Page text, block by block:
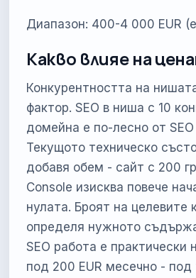
Диапазон: 400-4 000 EUR
Какво влияе на
Конкурентността на
фактор. SEO в ниша с 10
домейна е по-лесно от
Текущото техническо
добавя обем - сайт с 200
Console изисква повече
нулата. Броят на целевите
определя нужното
SEO работа е практически
под 200 EUR месечно - под